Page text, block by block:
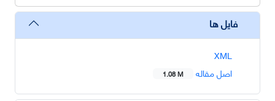
فایل ها
XML
اصل مقاله
1.08 M